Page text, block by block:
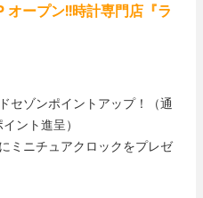
オープン!!時計専門店『ラ
セゾンポイントアップ！（通
ント進呈）
ミニチュアクロックをプレゼ